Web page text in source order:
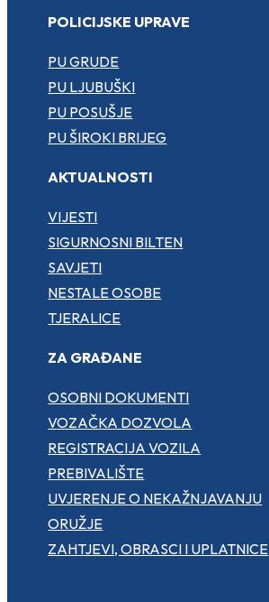
POLICIJSKE UPRAVE
PU GRUDE
PU LJUBUŠKI
PU POSUŠJE
PU ŠIROKI BRIJEG
AKTUALNOSTI
VIJESTI
SIGURNOSNI BILTEN
SAVJETI
NESTALE OSOBE
TJERALICE
ZA GRAĐANE
OSOBNI DOKUMENTI
VOZAČKA DOZVOLA
REGISTRACIJA VOZILA
PREBIVALIŠTE
UVJERENJE O NEKAŽNJAVANJU
ORUŽJE
ZAHTJEVI, OBRASCI I UPLATNICE